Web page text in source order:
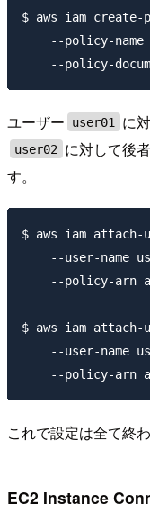
$ aws iam
--policy-name
ユーザー user01 に
user02
に対して後
す。
$ aws iam
--user-name
--policy-arn
$ aws iam
--user-name
これで設定は全て終わ
EC2 Instance